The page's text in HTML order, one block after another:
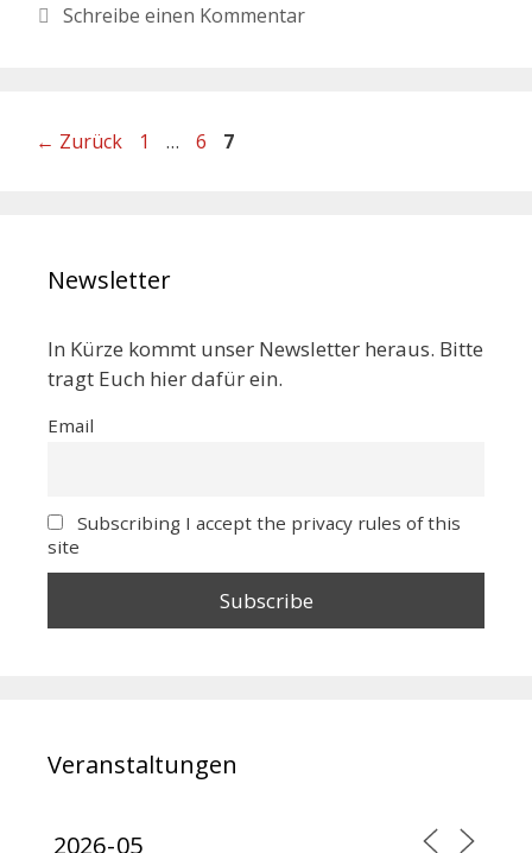
Schreibe einen Kommentar
← Zurück 1 … 6 7
Newsletter
In Kürze kommt unser Newsletter heraus. Bitte
tragt Euch hier dafür ein.
Email
Subscribing I accept the privacy rules of this
site
Veranstaltungen